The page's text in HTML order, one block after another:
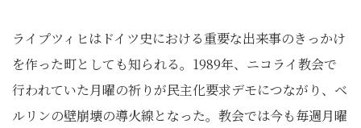
ライプツィヒはドイツ史における重要な出来事のきっかけ
を作った町としても知られる。1989年、ニコライ教会で
行われていた月曜の祈りが民主化要求デモにつながり、ベ
ルリンの壁崩壊の導火線となった。教会では今も毎週月曜